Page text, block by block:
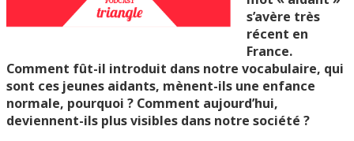
s’avère très
récent en
France.
Comment fût-il introduit dans notre vocabulaire, qui
sont ces jeunes aidants, mènent-ils une enfance
normale, pourquoi ? Comment aujourd’hui,
deviennent-ils plus visibles dans notre société ?